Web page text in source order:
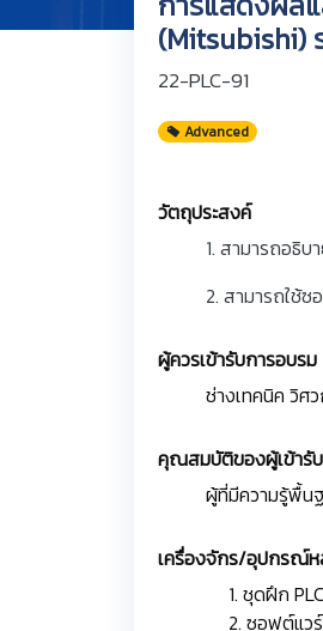
(Mitsubishi)
22-PLC-91
Advanced
วัตถุประสงค์
1. สามารถอธิ
2. สามารถใช้
ผู้ควรเข้ารับการอบรม
ช่างเทคนิค วิศ
คุณสมบัติของผู้เข้ารั
ผู้ที่มีความรู้พื้น
เครื่องจักร/อุปกรณ์ห
1. ชุดฝึก
2. ซอฟต์